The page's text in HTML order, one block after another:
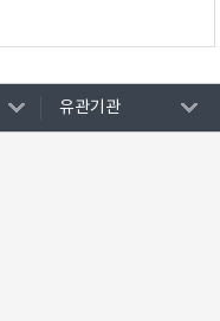
유관기관